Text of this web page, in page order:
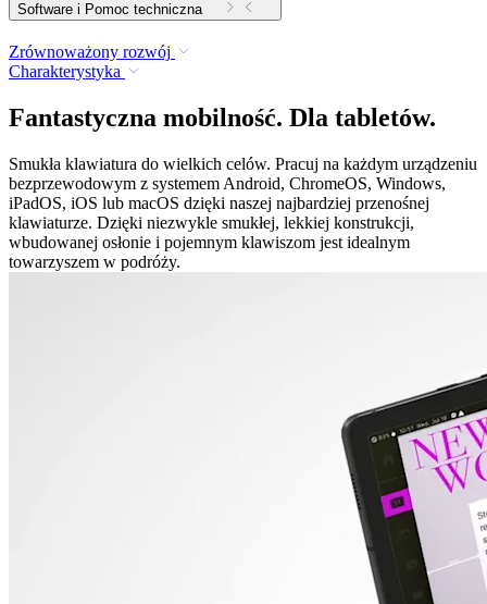
Software i Pomoc techniczna
Zrównoważony rozwój
Charakterystyka
Fantastyczna mobilność. Dla tabletów.
Smukła klawiatura do wielkich celów. Pracuj na każdym urządzeniu
bezprzewodowym z systemem Android, ChromeOS, Windows,
iPadOS, iOS lub macOS dzięki naszej najbardziej przenośnej
klawiaturze. Dzięki niezwykle smukłej, lekkiej konstrukcji,
wbudowanej osłonie i pojemnym klawiszom jest idealnym
towarzyszem w podróży.